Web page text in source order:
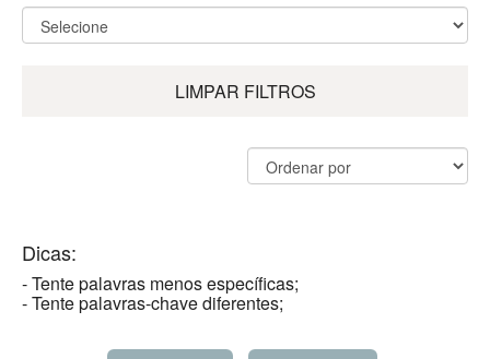
LIMPAR FILTROS
Dicas:
- Tente palavras menos específicas;
- Tente palavras-chave diferentes;